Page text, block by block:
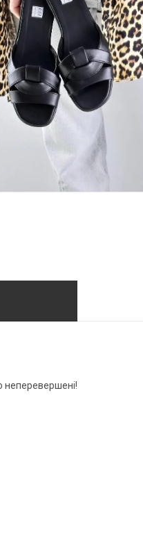
неперевершені!